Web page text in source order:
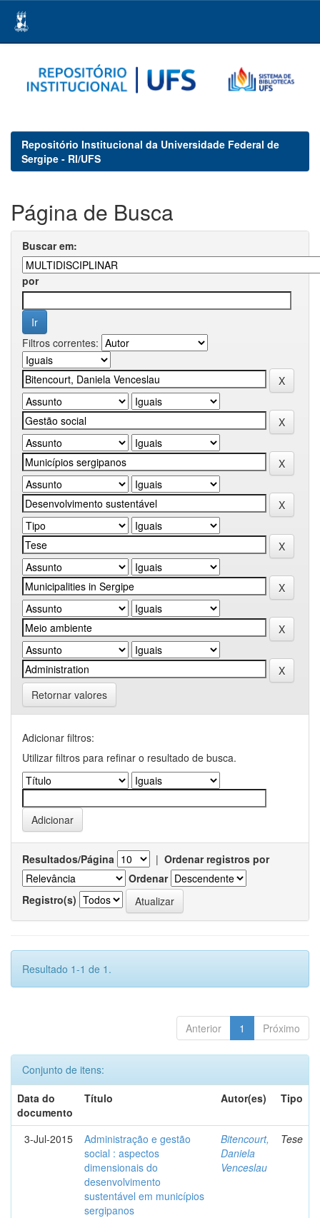
navigation
Repositório Institucional da Universidade Federal de
Sergipe - RI/UFS
Página de Busca
Buscar em:
por
Filtros correntes:
Retornar valores
Adicionar filtros:
Utilizar filtros para refinar o resultado de busca.
Resultados/Página | Ordenar registros por
Ordenar
Registro(s)
Resultado 1-1 de 1.
Anterior 1 Próximo
Conjunto de itens:
Data do
documento
Título Autor(es) Tipo
3-Jul-2015
Administração e gestão
social : aspectos
dimensionais do
desenvolvimento
sustentável em municípios
sergipanos
Bitencourt,
Daniela
Venceslau
Tese